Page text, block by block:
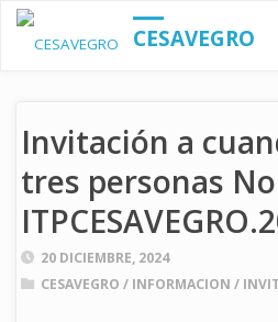
CESAVEGRO
Invitación a
tres personas
20 DICIEMBRE, 2024
CESAVEGRO / INFORMACION /